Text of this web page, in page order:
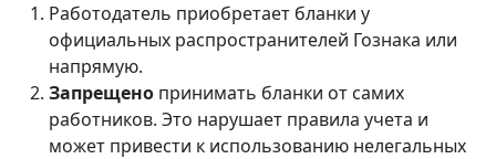
Работодатель приобретает бланки у
официальных распространителей Гознака или
напрямую.
Запрещено принимать бланки от самих
работников. Это нарушает правила учета и
может привести к использованию нелегальных